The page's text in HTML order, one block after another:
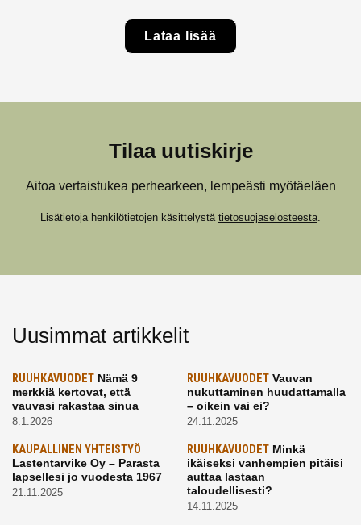
Lataa lisää
Tilaa uutiskirje
Aitoa vertaistukea perhearkeen, lempeästi myötäeläen
Lisätietoja henkilötietojen käsittelystä tietosuojaselosteesta
Uusimmat artikkelit
RUUHKAVUODET Nämä 9
merkkiä kertovat, että
vauvasi rakastaa sinua
8.1.2026
RUUHKAVUODETVauvan
nukuttaminen huudattamalla
– oikein vai ei?
24.11.2025
KAUPALLINEN YHTEISTYÖ
Lastentarvike Oy – Parasta
lapsellesi jo vuodesta 1967
21.11.2025
RUUHKAVUODETMinkä
ikäiseksi vanhempien pitäisi
auttaa lastaan
taloudellisesti?
14.11.2025